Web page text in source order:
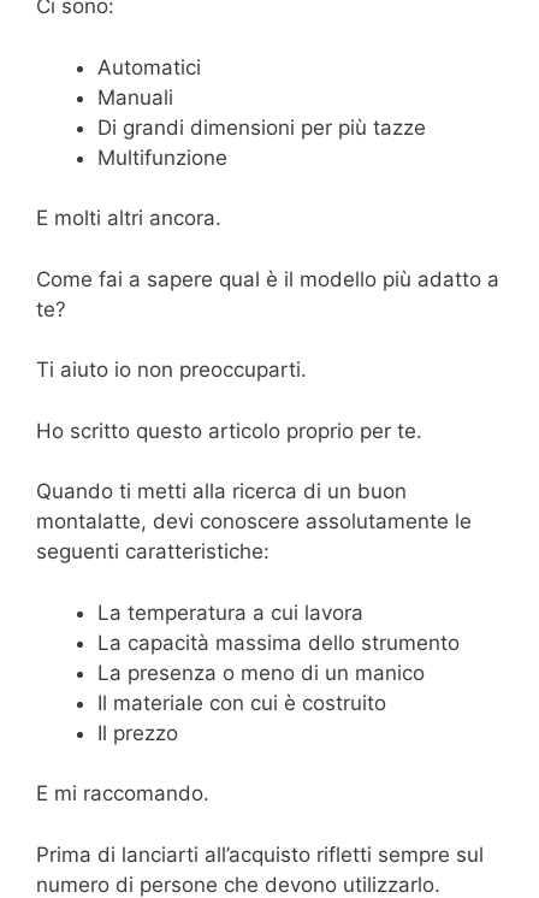
Ci sono:
Automatici
Manuali
Di grandi dimensioni per più tazze
Multifunzione
E molti altri ancora.
Come fai a sapere qual è il modello più adatto a
te?
Ti aiuto io non preoccuparti.
Ho scritto questo articolo proprio per te.
Quando ti metti alla ricerca di un buon
montalatte, devi conoscere assolutamente le
seguenti caratteristiche:
La temperatura a cui lavora
La capacità massima dello strumento
La presenza o meno di un manico
Il materiale con cui è costruito
Il prezzo
E mi raccomando.
Prima di lanciarti all’acquisto rifletti sempre sul
numero di persone che devono utilizzarlo.